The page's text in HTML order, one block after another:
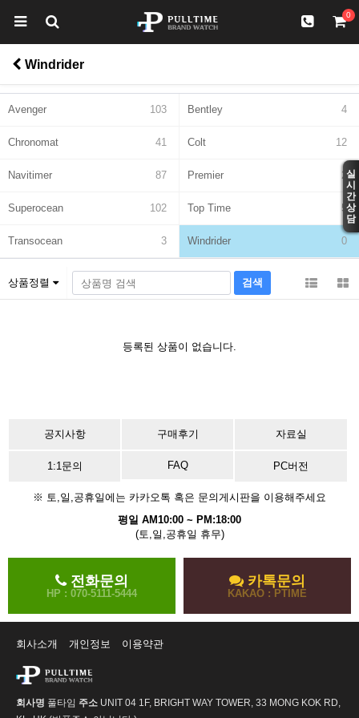
실
시
간
상
담
0
Windrider
Avenger 103 Bentley 4
Chronomat 41 Colt 12
Navitimer 87 Premier 2
Superocean 102 Top Time 5
Transocean 3 Windrider 0
상품정렬
등록된 상품이 없습니다.
공지사항 구매후기 자료실
1:1문의 FAQ PC버전
※ 토,일,공휴일에는 카카오톡 혹은 문의게시판을 이용해주세요
평일 AM10:00 ~ PM:18:00
(토,일,공휴일 휴무)
전화문의
HP : 070-5111-5444
카톡문의
KAKAO : PTIME
회사소개 개인정보 이용약관
회사명 풀타임 주소 UNIT 04 1F, BRIGHT WAY TOWER, 33 MONG KOK RD,